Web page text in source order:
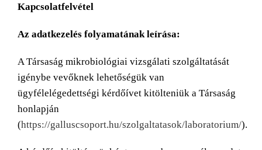
Kapcsolatfelvétel
Az adatkezelés folyamatának leírása:
A Társaság mikrobiológiai vizsgálati szolgáltatását
igénybe vevőknek lehetőségük van
ügyfélelégedettségi kérdőívet kitölteniük a Társaság
honlapján
(https://galluscsoport.hu/szolgaltatasok/laboratorium/).